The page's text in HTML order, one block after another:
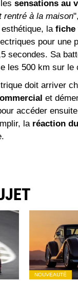
sensations au
rentré à la maison
la fiche
pour
secondes. Sa
les 500 km sur le
doit arriver
et
accéder
la réaction
NOUVEAUTÉ